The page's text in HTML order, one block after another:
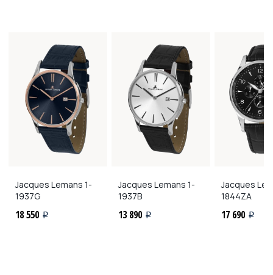
Jacques Lemans 1-
1937G
18 550 i
Jacques Lemans 1-
1937B
13 890 i
Jacques
1844ZA
17 690 i